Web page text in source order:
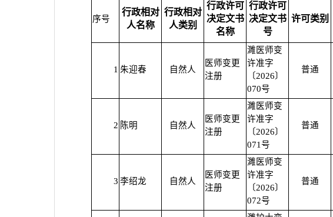
序号
行政相对
人名称
行政相对
人类别
行政许可
决定文书
名称
行政许可
决定文书
号
许可类别
1 朱迎春 自然人
医师变更
注册
濉医师变
许准字
〔2026〕
070号
普通
2 陈明 自然人
医师变更
注册
濉医师变
许准字
〔2026〕
071号
普通
3 李绍龙 自然人
医师变更
注册
濉医师变
许准字
〔2026〕
072号
普通